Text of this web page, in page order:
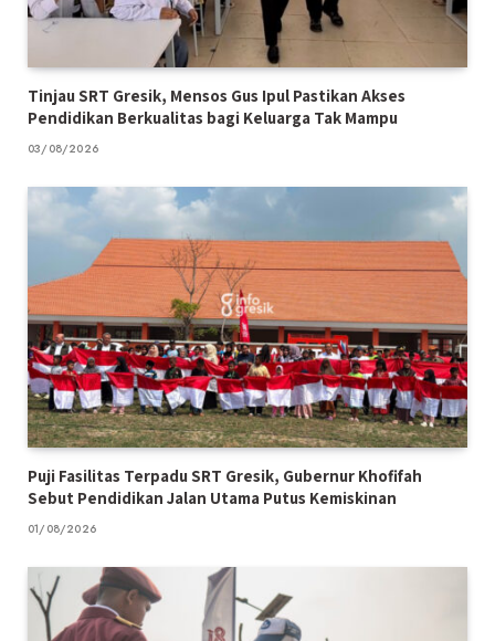
Tinjau SRT Gresik, Mensos Gus Ipul Pastikan Akses
Pendidikan Berkualitas bagi Keluarga Tak Mampu
03/08/2026
Puji Fasilitas Terpadu SRT Gresik, Gubernur Khofifah
Sebut Pendidikan Jalan Utama Putus Kemiskinan
01/08/2026